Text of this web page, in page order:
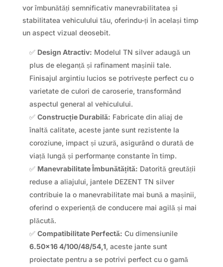
vor îmbunătăți semnificativ manevrabilitatea și
stabilitatea vehiculului tău, oferindu-ți în același timp
un aspect vizual deosebit.
✅ Design Atractiv: Modelul TN silver adaugă un
plus de eleganță și rafinament mașinii tale.
Finisajul argintiu lucios se potrivește perfect cu o
varietate de culori de caroserie, transformând
aspectul general al vehiculului.
✅ Construcție Durabilă: Fabricate din aliaj de
înaltă calitate, aceste jante sunt rezistente la
coroziune, impact și uzură, asigurând o durată de
viață lungă și performanțe constante în timp.
✅ Manevrabilitate Îmbunătățită: Datorită greutății
reduse a aliajului, jantele DEZENT TN silver
contribuie la o manevrabilitate mai bună a mașinii,
oferind o experiență de conducere mai agilă și mai
plăcută.
✅ Compatibilitate Perfectă: Cu dimensiunile
6.50×16 4/100/48/54,1, aceste jante sunt
proiectate pentru a se potrivi perfect cu o gamă